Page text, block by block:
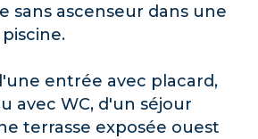
sans ascenseur dans une
entrée avec placard,
avec WC, d'un séjour
terrasse exposée ouest